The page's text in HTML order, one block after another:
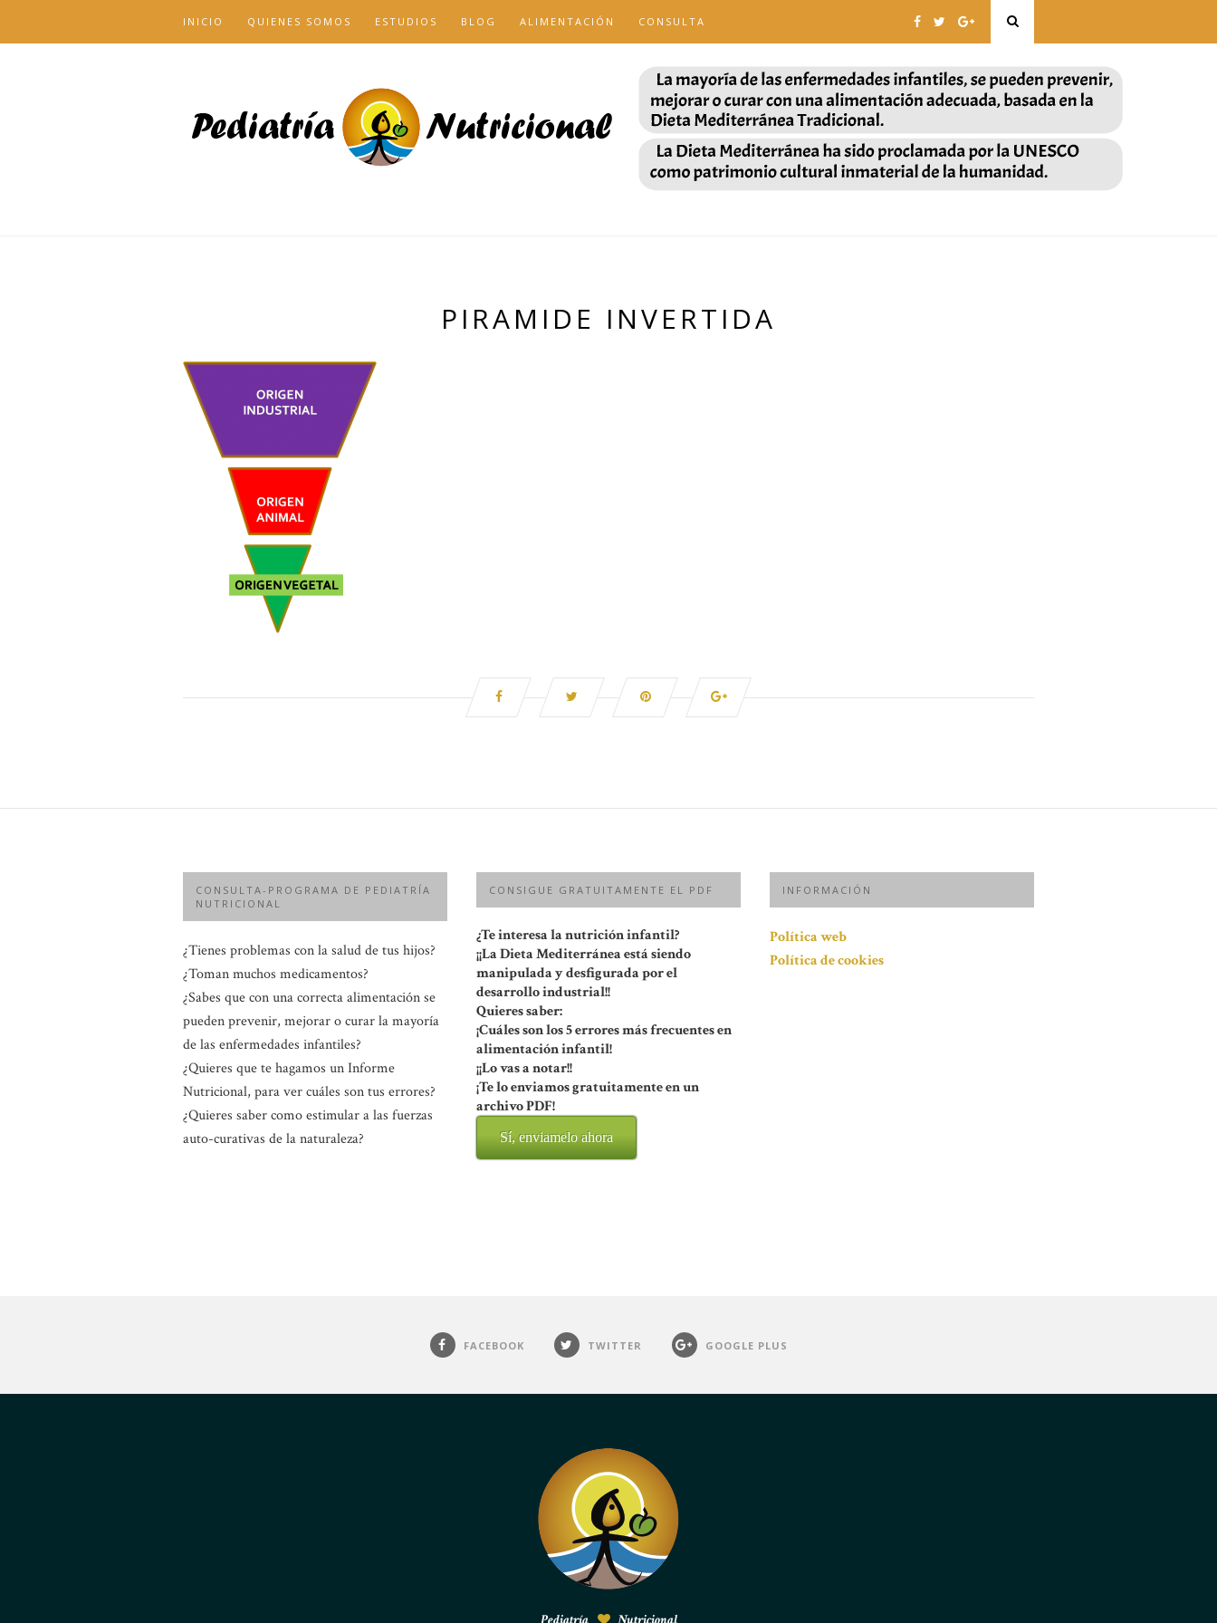
INICIO QUIENES SOMOS ESTUDIOS BLOG ALIMENTACIÓN CONSULTA
PIRAMIDE INVERTIDA
CONSULTA-PROGRAMA DE PEDIATRÍA
NUTRICIONAL
¿Tienes problemas con la salud de tus hijos?
¿Toman muchos medicamentos?
¿Sabes que con una correcta alimentación se
pueden prevenir, mejorar o curar la mayoría
de las enfermedades infantiles?
¿Quieres que te hagamos un Informe
Nutricional, para ver cuáles son tus errores?
¿Quieres saber como estimular a las fuerzas
auto-curativas de la naturaleza?
CONSIGUE GRATUITAMENTE EL PDF
¿Te interesa la nutrición infantil?
¡¡La Dieta Mediterránea está siendo
manipulada y desfigurada por el
desarrollo industrial!!
Quieres saber:
¡Cuáles son los 5 errores más frecuentes en
alimentación infantil!
¡¡Lo vas a notar!!
¡Te lo enviamos gratuitamente en un
archivo PDF!
Sí, enviamelo ahora
INFORMACIÓN
Política web
Política de cookies
FACEBOOK TWITTER GOOGLE PLUS